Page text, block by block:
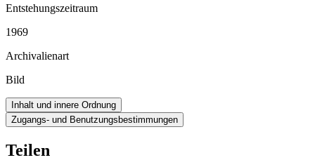
Entstehungszeitraum
1969
Archivalienart
Bild
Inhalt und innere Ordnung
Zugangs- und Benutzungsbestimmungen
Teilen